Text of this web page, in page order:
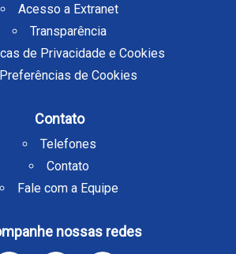
Acesso a Extranet
Transparência
de Privacidade e Cookies
Preferências de Cookies
Contato
Telefones
Contato
Fale com a Equipe
nossas redes